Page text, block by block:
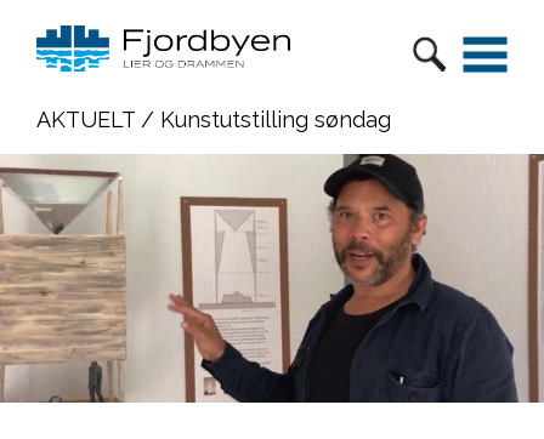
AKTUELT / Kunstutstilling søndag